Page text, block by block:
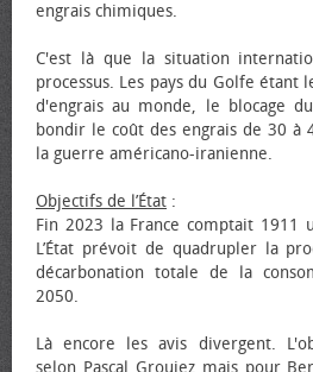
engrais chimiques.
C'est là que la situation
processus. Les pays du Golfe étant
d'engrais au monde, le blocage
bondir le coût des engrais de 30 à
la guerre américano-iranienne.
Objectifs de l’État :
Fin 2023 la France comptait 1911
L’État prévoit de quadrupler la
décarbonation totale de la
2050.
Là encore les avis divergent.
selon Pascal Grouiez mais pour